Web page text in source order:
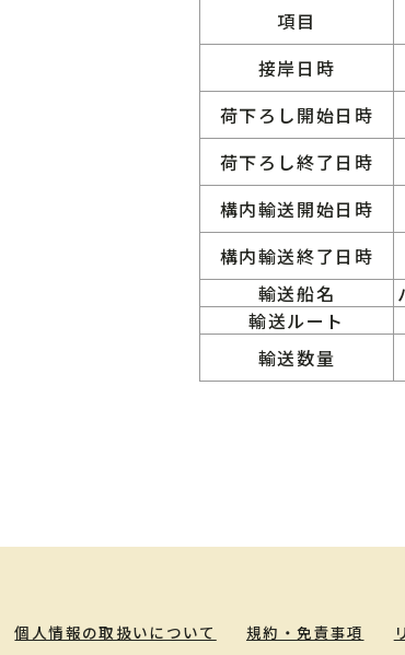
項目
接岸日時
荷下ろし開始日時
荷下ろし終了日時
構内輸送開始日時
構内輸送終了日時
輸送船名
輸送ルート
輸送数量
個人情報の取扱いについて 規約・免責事項